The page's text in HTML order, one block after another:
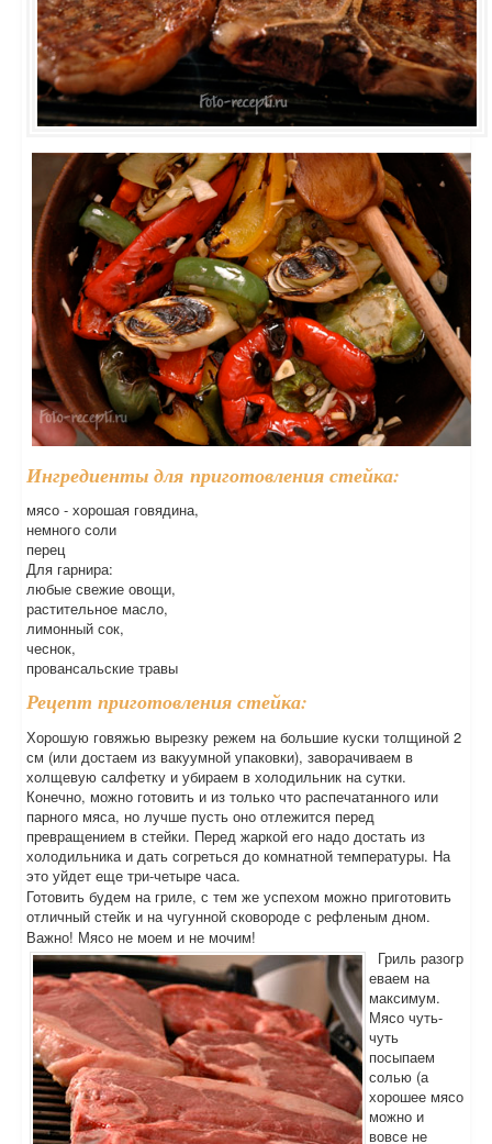
Ингредиенты для приготовления стейка:
мясо - хорошая говядина,
немного соли
перец
Для гарнира:
любые свежие овощи,
растительное масло,
лимонный сок,
чеснок,
провансальские травы
Рецепт приготовления стейка:
Хорошую говяжью вырезку режем на большие куски толщиной 2
см (или достаем из вакуумной упаковки), заворачиваем в
холщевую салфетку и убираем в холодильник на сутки.
Конечно, можно готовить и из только что распечатанного или
парного мяса, но лучше пусть оно отлежится перед
превращением в стейки. Перед жаркой его надо достать из
холодильника и дать согреться до комнатной температуры. На
это уйдет еще три-четыре часа.
Готовить будем на гриле, с тем же успехом можно приготовить
отличный стейк и на чугунной сковороде с рефленым дном.
Важно! Мясо не моем и не мочим!
Гриль разогр
еваем на
максимум.
Мясо чуть-
чуть
посыпаем
солью (а
хорошее мясо
можно и
вовсе не